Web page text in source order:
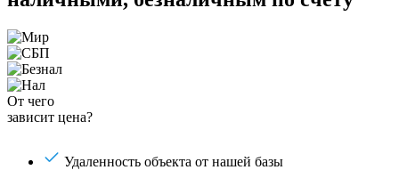
От чего
зависит цена?
Удаленность объекта от нашей базы